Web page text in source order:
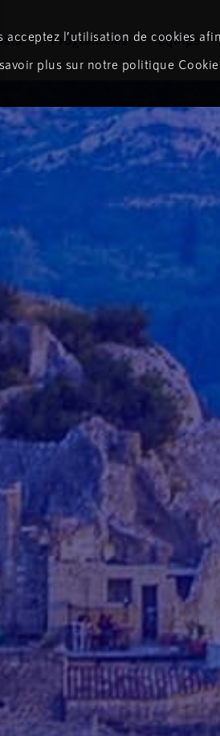
Programmes Équipe
l’utilisation de cookies
plus sur notre politique